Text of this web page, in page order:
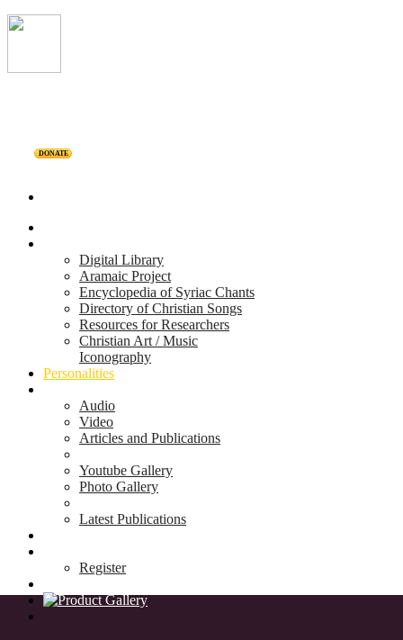
DONATE
Digital Library
Aramaic Project
Encyclopedia of Syriac Chants
Directory of Christian Songs
Resources for Researchers
Christian Art / Music
Iconography
Personalities
Audio
Video
Articles and Publications
Youtube Gallery
Photo Gallery
Latest Publications
Register